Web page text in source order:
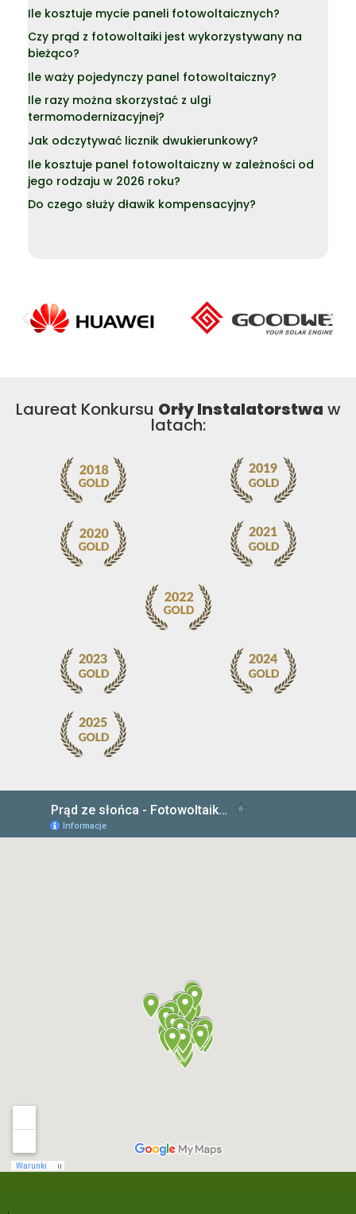
Ile kosztuje mycie paneli fotowoltaicznych?
Czy prąd z fotowoltaiki jest wykorzystywany na
bieżąco?
Ile waży pojedynczy panel fotowoltaiczny?
Ile razy można skorzystać z ulgi
termomodernizacyjnej?
Jak odczytywać licznik dwukierunkowy?
Ile kosztuje panel fotowoltaiczny w zależności od
jego rodzaju w 2026 roku?
Do czego służy dławik kompensacyjny?
Laureat Konkursu Orły Instalatorstwa w
latach: